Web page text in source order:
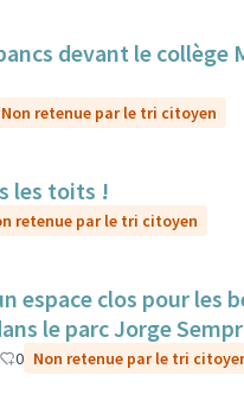
devant le collège
Non retenue par le tri citoyen
les toits !
retenue par le tri citoyen
espace clos pour les
le parc Jorge
0 Non retenue par le tri